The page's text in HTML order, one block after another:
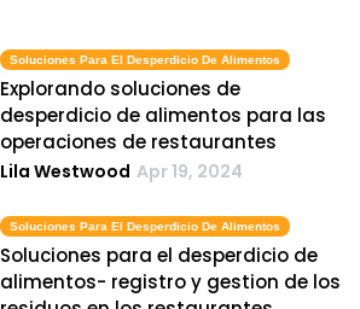
Soluciones Para El Desperdicio De Alimentos
Explorando soluciones de
desperdicio de alimentos para las
operaciones de restaurantes
Lila Westwood Apr 19, 2024
Soluciones Para El Desperdicio De Alimentos
Soluciones para el desperdicio de
alimentos- registro y gestion de los